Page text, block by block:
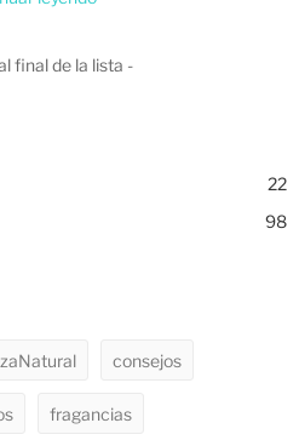
es clave para evitar que la piel
y qué hacer para devolverle
final de la lista -
22
98
consejos
fragancias